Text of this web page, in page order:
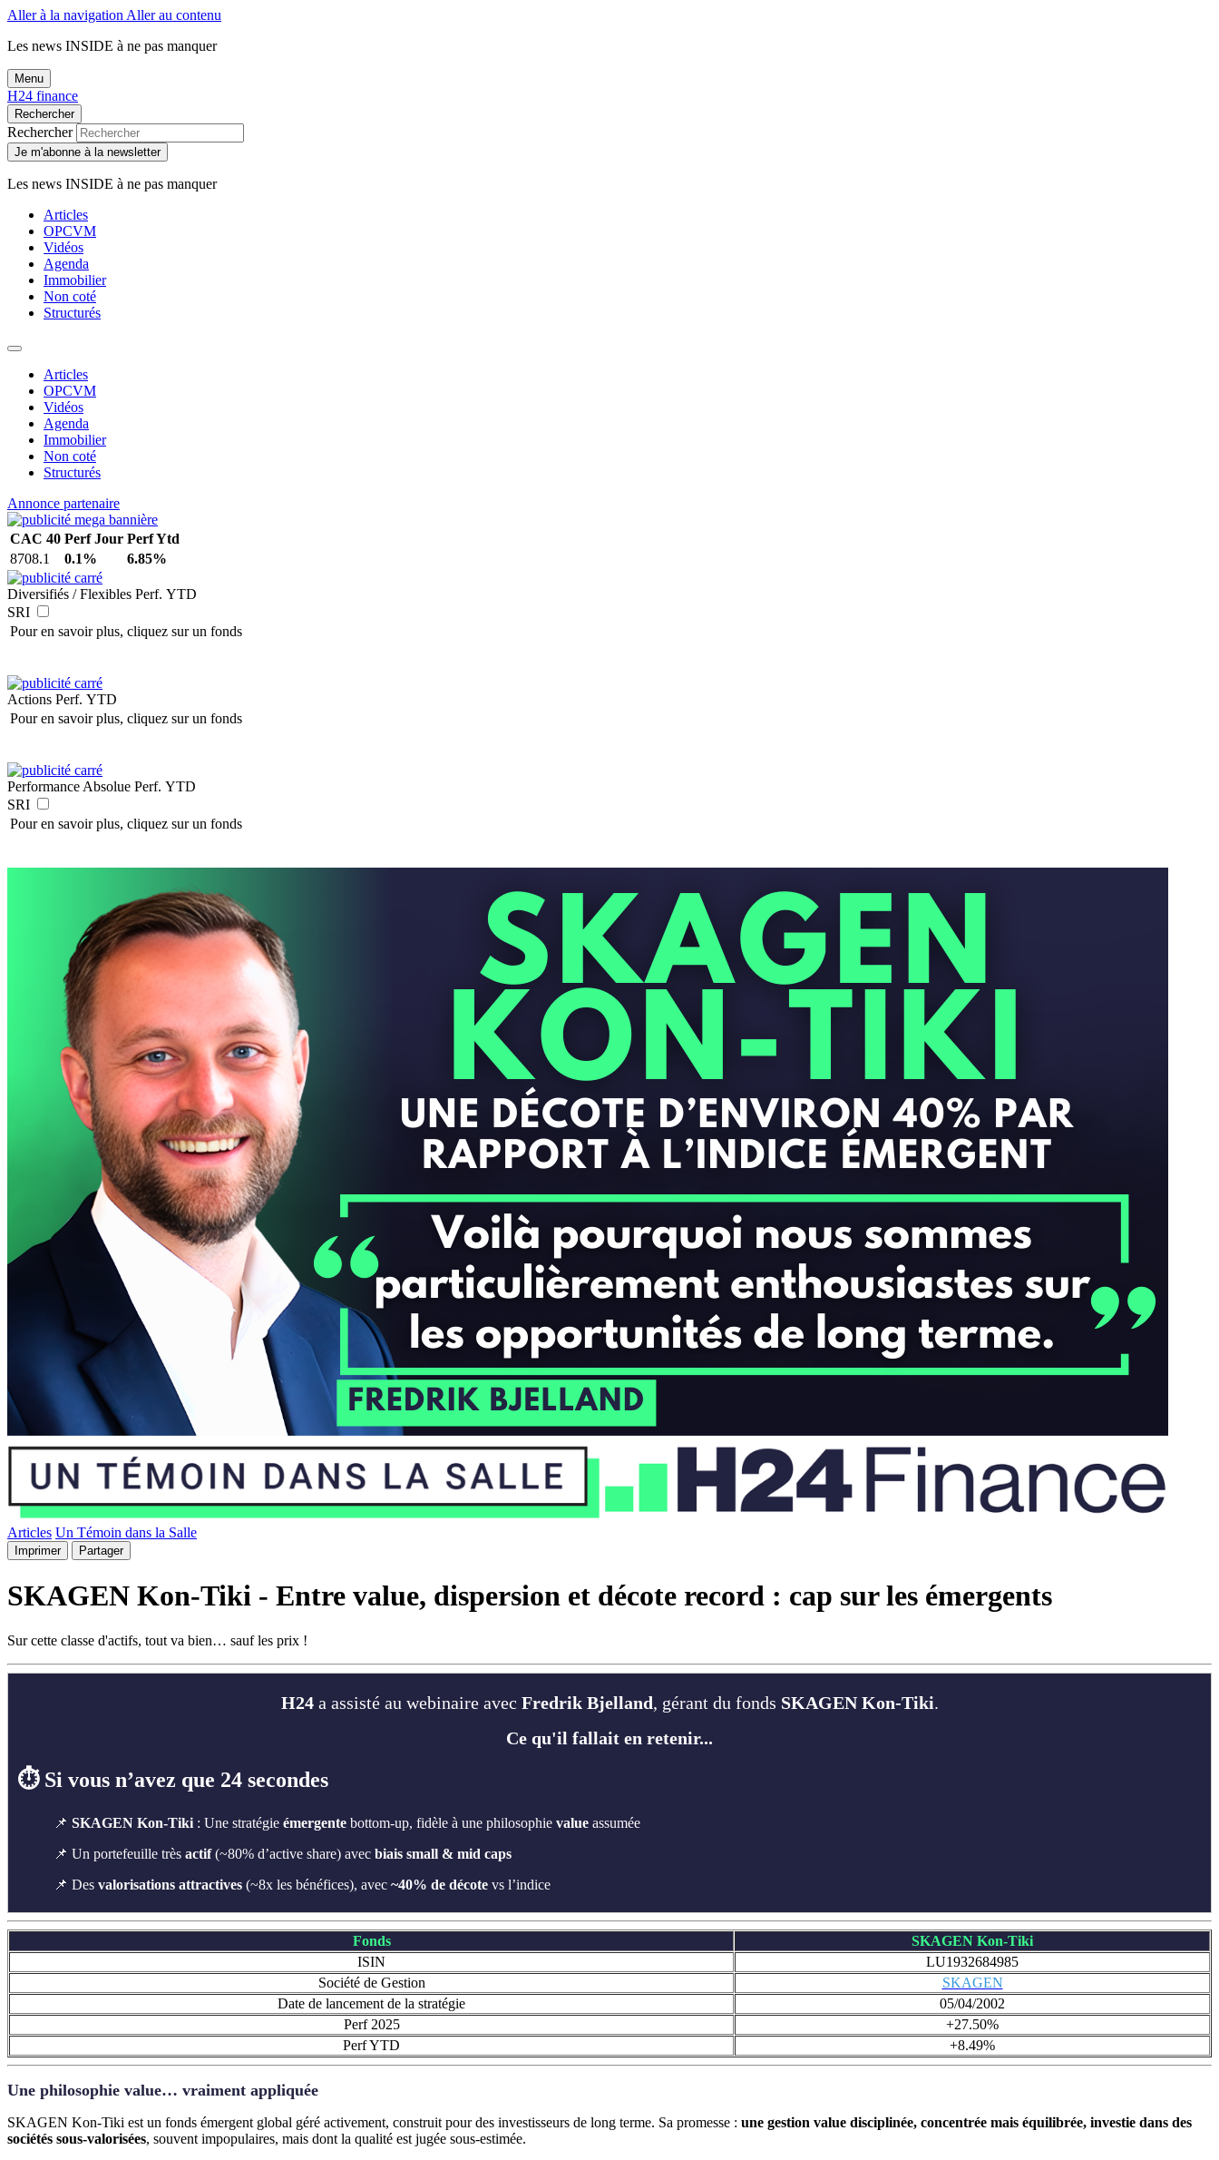
Aller à la navigation Aller au contenu
Les news INSIDE à ne pas manquer
Menu
H24 finance
Rechercher
Rechercher
Je m'abonne à la newsletter
Les news INSIDE à ne pas manquer
Articles
OPCVM
Vidéos
Agenda
Immobilier
Non coté
Structurés
Articles
OPCVM
Vidéos
Agenda
Immobilier
Non coté
Structurés
Annonce partenaire
CAC 40 Perf Jour Perf Ytd
8708.1
0.1% 6.85%
Diversifiés / Flexibles Perf. YTD
SRI
Pour en savoir plus, cliquez sur un fonds
Actions Perf. YTD
Pour en savoir plus, cliquez sur un fonds
Performance Absolue Perf. YTD
SRI
Pour en savoir plus, cliquez sur un fonds
Articles Un Témoin dans la Salle
Imprimer Partager
SKAGEN Kon-Tiki - Entre value, dispersion et décote record : cap sur les émergents
Sur cette classe d'actifs, tout va bien… sauf les prix !
H24 a assisté au webinaire avec Fredrik Bjelland, gérant du fonds SKAGEN Kon-Tiki.
Ce qu'il fallait en retenir...
⏱️ Si vous n’avez que 24 secondes
📌 SKAGEN Kon-Tiki : Une stratégie émergente bottom-up, fidèle à une philosophie value assumée
📌 Un portefeuille très actif(~80% d’active share) avec biais small & mid caps
📌 Des valorisations attractives (~8x les bénéfices), avec ~40% de décote vs l’indice
Fonds
SKAGEN Kon-Tiki
ISIN
LU1932684985
Société de Gestion
SKAGEN
Date de lancement de la stratégie
05/04/2002
Perf 2025
+27.50%
Perf YTD
+8.49%
Une philosophie value… vraiment appliquée
SKAGEN Kon-Tiki est un fonds émergent global géré activement, construit pour des investisseurs de long terme. Sa promesse : une gestion value disciplinée, concentrée mais équilibrée, investie dans des
sociétés sous-valorisées, souvent impopulaires, mais dont la qualité est jugée sous-estimée.